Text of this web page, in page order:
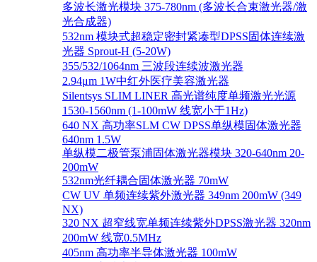
多波长激光模块 375-780nm (多波长合束激光器/激
光合成器)
532nm 模块式超稳定密封紧凑型DPSS固体连续激
光器 Sprout-H (5-20W)
355/532/1064nm 三波段连续波激光器
2.94μm 1W中红外医疗美容激光器
Silentsys SLIM LINER 高光谱纯度单频激光光源
1530-1560nm (1-100mW 线宽小于1Hz)
640 NX 高功率SLM CW DPSS单纵模固体激光器
640nm 1.5W
单纵模二极管泵浦固体激光器模块 320-640nm 20-
200mW
532nm光纤耦合固体激光器 70mW
CW UV 单频连续紫外激光器 349nm 200mW (349
NX)
320 NX 超窄线宽单频连续紫外DPSS激光器 320nm
200mW 线宽0.5MHz
405nm 高功率半导体激光器 100mW